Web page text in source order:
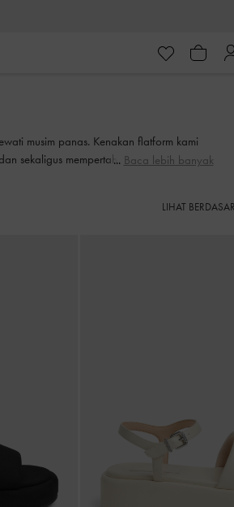
musim panas. Kenakan flatform kami
sekaligus mempertahankan gaya Anda.
Baca lebih banyak
LIHAT